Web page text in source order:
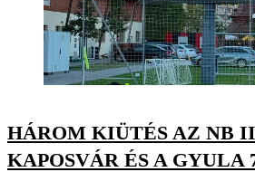
HÁROM KIÜTÉS AZ NB
KAPOSVÁR ÉS A GYULA